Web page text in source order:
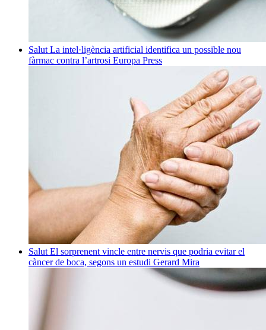
Salut La intel·ligència artificial identifica un possible nou
fàrmac contra l’artrosi Europa Press
Salut El sorprenent vincle entre nervis que podria evitar el
càncer de boca, segons un estudi Gerard Mira